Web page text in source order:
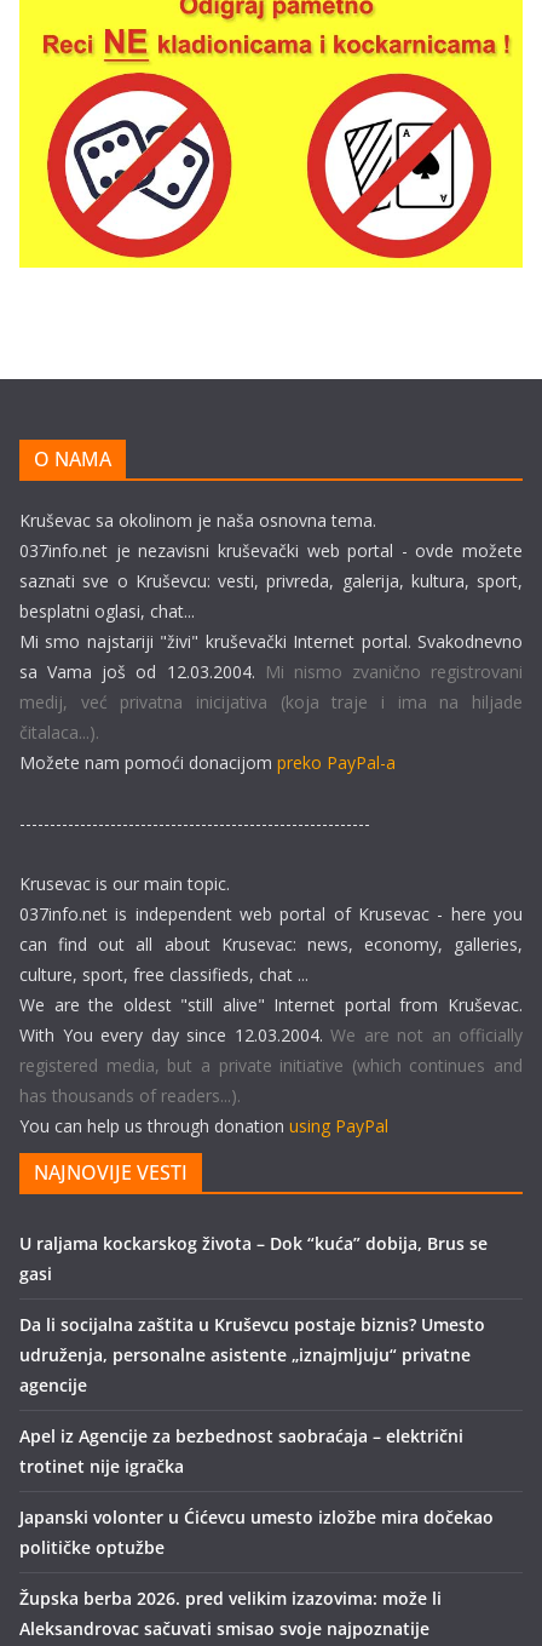
O NAMA
Kruševac sa okolinom je naša osnovna tema.
037info.net je nezavisni kruševački web portal - ovde možete
saznati sve o Kruševcu: vesti, privreda, galerija, kultura, sport,
besplatni oglasi, chat...
Mi smo najstariji "živi" kruševački Internet portal. Svakodnevno
sa Vama još od 12.03.2004. Mi nismo zvanično registrovani
medij, već privatna inicijativa (koja traje i ima na hiljade
čitalaca...).
Možete nam pomoći donacijom preko PayPal-a
----------------------------------------------------------
Krusevac is our main topic.
037info.net is independent web portal of Krusevac - here you
can find out all about Krusevac: news, economy, galleries,
culture, sport, free classifieds, chat ...
We are the oldest "still alive" Internet portal from Kruševac.
With You every day since 12.03.2004. We are not an officially
registered media, but a private initiative (which continues and
has thousands of readers...).
You can help us through donation using PayPal
NAJNOVIJE VESTI
U raljama kockarskog života – Dok “kuća” dobija, Brus se
gasi
Da li socijalna zaštita u Kruševcu postaje biznis? Umesto
udruženja, personalne asistente „iznajmljuju“ privatne
agencije
Apel iz Agencije za bezbednost saobraćaja – električni
trotinet nije igračka
Japanski volonter u Ćićevcu umesto izložbe mira dočekao
političke optužbe
Župska berba 2026. pred velikim izazovima: može li
Aleksandrovac sačuvati smisao svoje najpoznatije